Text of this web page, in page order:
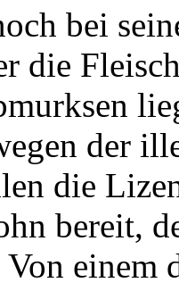
bei
die
der
die
bereit,
einem